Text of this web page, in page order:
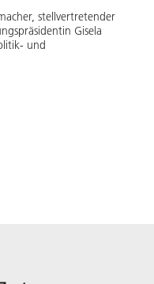
stellvertretender
Gisela
und